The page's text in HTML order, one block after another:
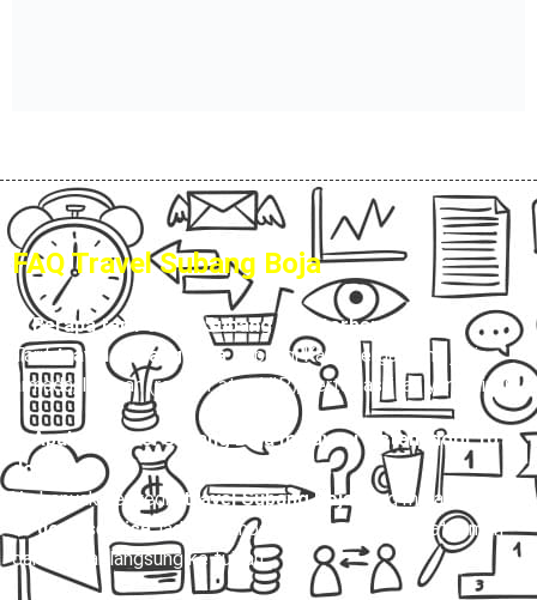
FAQ Travel Subang Boja
1. Berapa tarif travel Subang Boja terbaru?
Tariftravel Subang BojaHubungi Kami, tergantung jenis
armada, layanan (reguler atau VIP), serta fasilitas yang dipilih.
2. Apakah travel Subang Boja melayani sistem door to
door?
Ya, banyak penyedia travel Subang Boja yang melayani
to door service, jadi penumpang dijemput di alamat rumah
dan diantar langsung ke tujuan.